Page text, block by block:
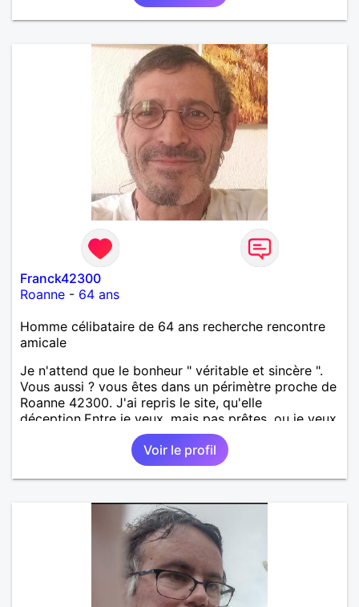
Franck42300
Roanne - 64 ans
Homme célibataire de 64 ans recherche rencontre
amicale
Je n'attend que le bonheur " véritable et sincère ".
Vous aussi ? vous êtes dans un périmètre proche de
Roanne 42300. J'ai repris le site, qu'elle
déception.Entre je veux, mais pas prêtes. ou je veux
répondre quand quand j'en ais envie. Stop sois on
ais ai là pour partager où retrouver vous!. Une
impression d'être ce que l'on as vécu au temps du
bal qu'elles sont là sur le banc et de ne pas vouloir
pris un abonnement sur 1 mois mais je ne ne
renouvelle pas ?. Gros soucie des abonnées qui ne
veulent ?? Je ne sais quoi ?
Voir le profil